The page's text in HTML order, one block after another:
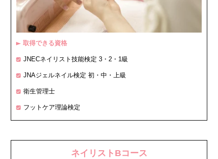
▶ 取得できる資格
JNECネイリスト技能検定 3・2・1級
JNAジェルネイル検定 初・中・上級
衛生管理士
フットケア理論検定
ネイリストBコース